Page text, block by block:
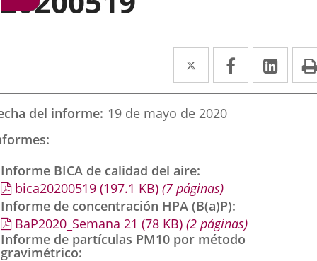
Twitter
Enlace
a
una
externa.
Facebook
Enlace
a
externa.
a
del informe 19 de mayo de 2020
Informe BICA de calidad del aire
bica20200519 (197.1 KB) (7 páginas)
Informe de concentración HPA (B(a)P)
BaP2020_Semana 21 (78 KB) (2 páginas)
Informe de partículas PM10 por método
gravimétrico